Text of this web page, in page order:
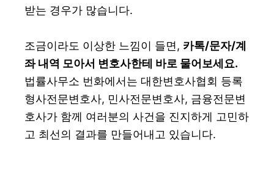
받는 경우가 많습니다.
조금이라도 이상한 느낌이 들면, 카톡/문자/계
좌 내역 모아서 변호사한테 바로 물어보세요.
법률사무소 번화에서는 대한변호사협회 등록
형사전문변호사, 민사전문변호사, 금융전문변
호사가 함께 여러분의 사건을 진지하게 고민하
고 최선의 결과를 만들어내고 있습니다.